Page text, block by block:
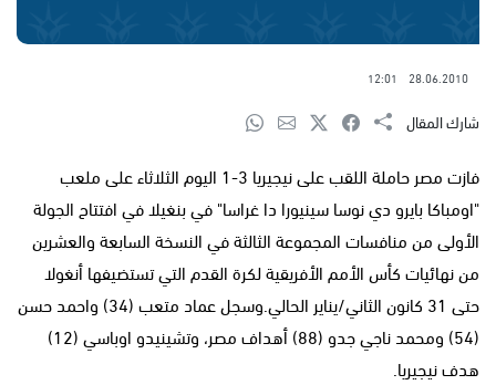
28.06.2010
12:01
شارك المقال
فازت مصر حاملة اللقب على نيجيريا 3-1 اليوم الثلاثاء على ملعب
"اومباكا بايرو دي نوسا سينيورا دا غراسا" في بنغيلا في افتتاح الجولة
الأولى من منافسات المجموعة الثالثة في النسخة السابعة والعشرين
من نهائيات كأس الأمم الأفريقية لكرة القدم التي تستضيفها أنغولا
حتى 31 كانون الثاني/يناير الحالي.وسجل عماد متعب (34) واحمد حسن
(54) ومحمد ناجي جدو (88) أهداف مصر، وتشينيدو اوباسي (12)
هدف نيجيريا.